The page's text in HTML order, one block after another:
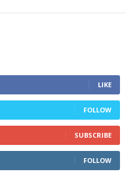
LIKE
FOLLOW
SUBSCRIBE
FOLLOW